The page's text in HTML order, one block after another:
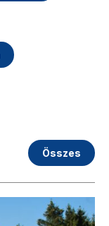
Összes